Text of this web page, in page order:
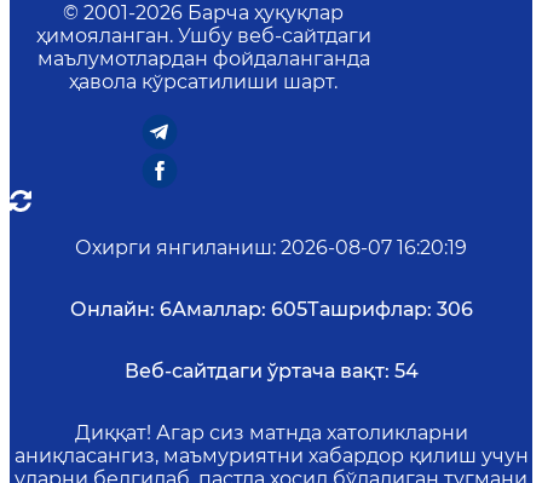
© 2001-2026 Барча ҳуқуқлар
ҳимояланган. Ушбу веб-сайтдаги
маълумотлардан фойдаланганда
ҳавола кўрсатилиши шарт.
Охирги янгиланиш: 2026-08-07 16:20:19
Онлайн: 6Амаллар: 605Ташрифлар: 306
Веб-сайтдаги ўртача вақт: 54
Диққат! Агар сиз матнда хатоликларни
аниқласангиз, маъмуриятни хабардор қилиш учун